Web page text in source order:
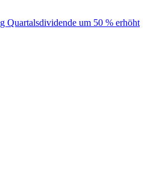
Quartalsdividende um 50 % erhöht